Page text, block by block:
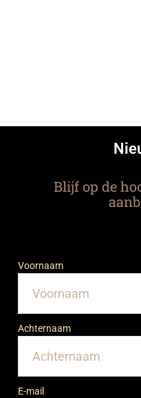
Blijf op de
Voornaam
Achternaam
E-mail